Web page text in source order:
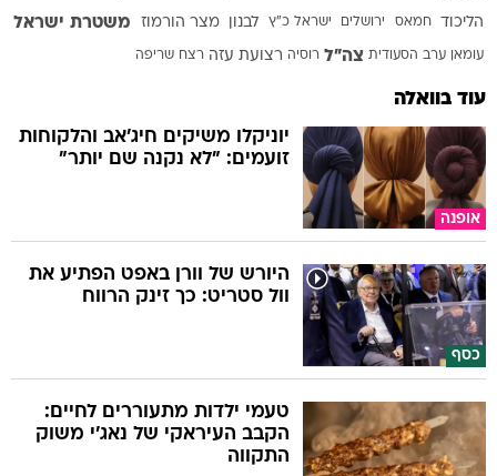
הליכוד חמאס ירושלים ישראל כ"ץ לבנון מצר הורמוז משטרת ישראל
עומאן ערב הסעודית צה"ל רוסיה רצועת עזה רצח שריפה
עוד בוואלה
אופנה
יוניקלו משיקים חיג'אב והלקוחות
זועמים: "לא נקנה שם יותר"
כסף
היורש של וורן באפט הפתיע את
וול סטריט: כך זינק הרווח
טעמי ילדות מתעוררים לחיים:
הקבב העיראקי של נאג׳י משוק
התקווה